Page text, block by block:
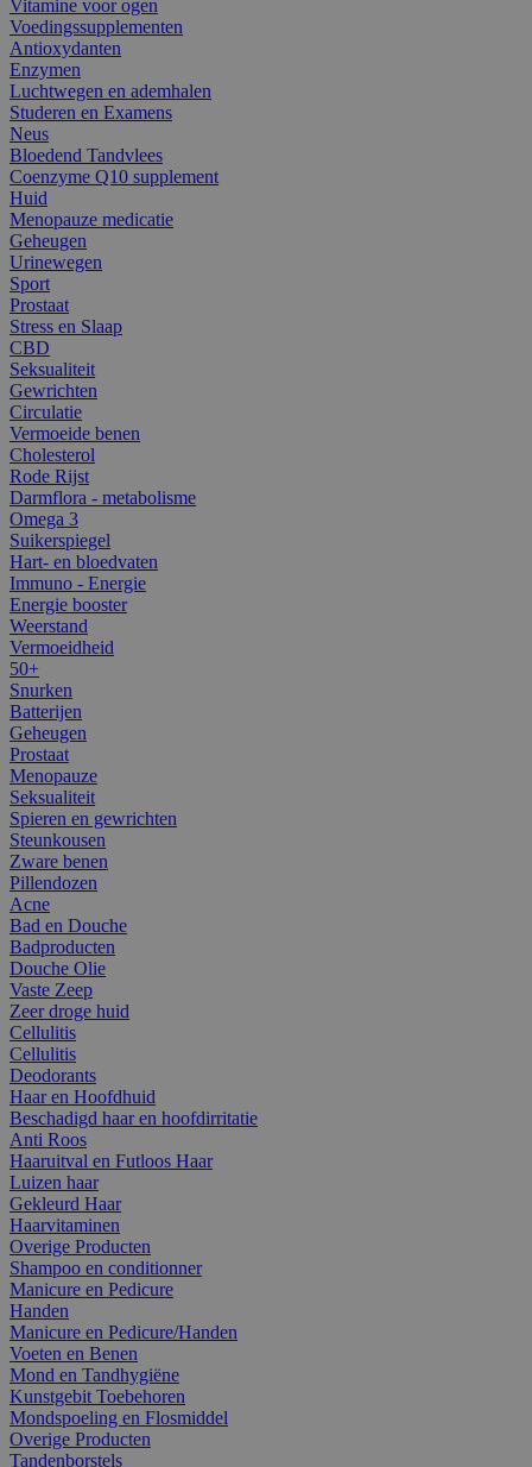
Vitamine voor ogen
Voedingssupplementen
Antioxydanten
Enzymen
Luchtwegen en ademhalen
Studeren en Examens
Neus
Bloedend Tandvlees
Coenzyme Q10 supplement
Huid
Menopauze medicatie
Geheugen
Urinewegen
Sport
Prostaat
Stress en Slaap
CBD
Seksualiteit
Gewrichten
Circulatie
Vermoeide benen
Cholesterol
Rode Rijst
Darmflora - metabolisme
Omega 3
Suikerspiegel
Hart- en bloedvaten
Immuno - Energie
Energie booster
Weerstand
Vermoeidheid
50+
Snurken
Batterijen
Geheugen
Prostaat
Menopauze
Seksualiteit
Spieren en gewrichten
Steunkousen
Zware benen
Pillendozen
Acne
Bad en Douche
Badproducten
Douche Olie
Vaste Zeep
Zeer droge huid
Cellulitis
Cellulitis
Deodorants
Haar en Hoofdhuid
Beschadigd haar en hoofdirritatie
Anti Roos
Haaruitval en Futloos Haar
Luizen haar
Gekleurd Haar
Haarvitaminen
Overige Producten
Shampoo en conditionner
Manicure en Pedicure
Handen
Manicure en Pedicure/Handen
Voeten en Benen
Mond en Tandhygiëne
Kunstgebit Toebehoren
Mondspoeling en Flosmiddel
Overige Producten
Tandenborstels